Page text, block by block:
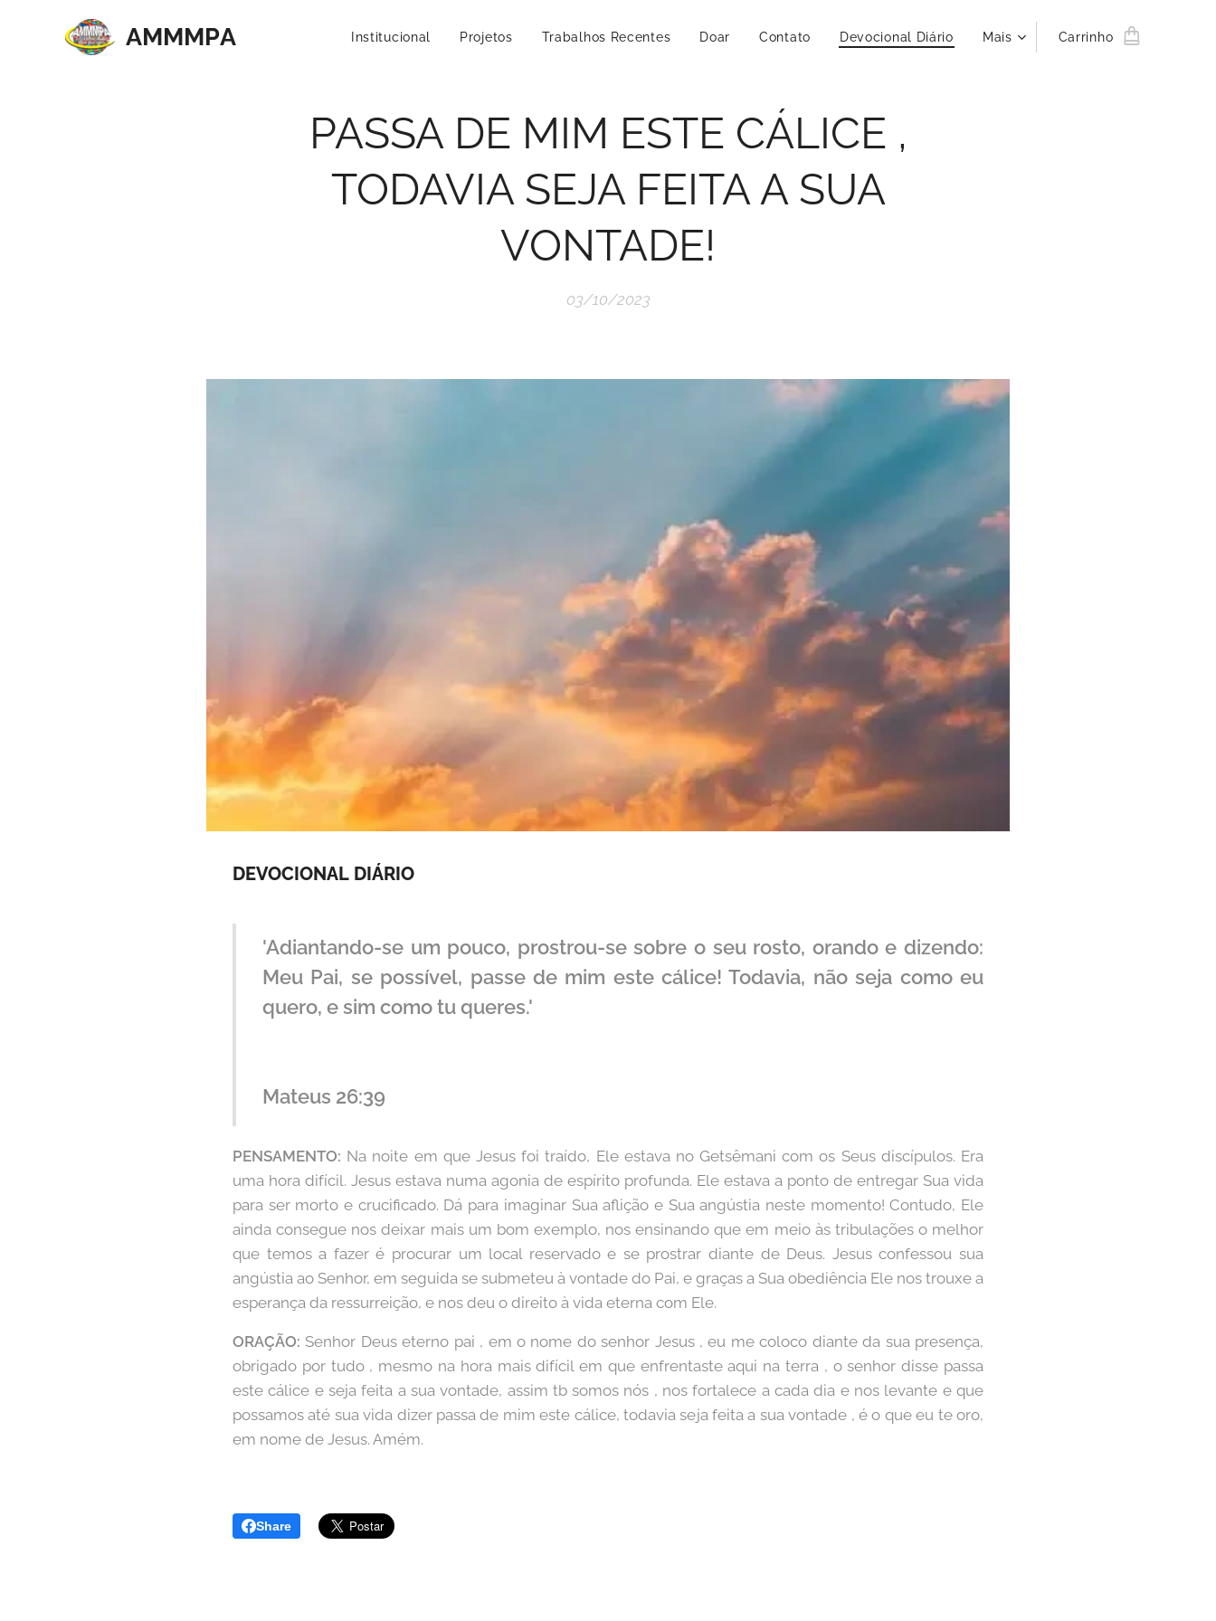
AMMMPA Institucional Projetos Trabalhos Recentes Doar Contato Devocional Diário Mais Carrinho
PASSA DE MIM ESTE CÁLICE ,
TODAVIA SEJA FEITA A SUA
VONTADE!
03/10/2023
DEVOCIONAL DIÁRIO
'Adiantando-se um pouco, prostrou-se sobre o seu rosto, orando e dizendo:
Meu Pai, se possível, passe de mim este cálice! Todavia, não seja como eu
quero, e sim como tu queres.'
Mateus 26:39
PENSAMENTO: Na noite em que Jesus foi traído, Ele estava no Getsêmani com os Seus discípulos. Era
uma hora difícil. Jesus estava numa agonia de espírito profunda. Ele estava a ponto de entregar Sua vida
para ser morto e crucificado. Dá para imaginar Sua aflição e Sua angústia neste momento! Contudo, Ele
ainda consegue nos deixar mais um bom exemplo, nos ensinando que em meio às tribulações o melhor
que temos a fazer é procurar um local reservado e se prostrar diante de Deus. Jesus confessou sua
angústia ao Senhor, em seguida se submeteu à vontade do Pai, e graças a Sua obediência Ele nos trouxe a
esperança da ressurreição, e nos deu o direito à vida eterna com Ele.
ORAÇÃO: Senhor Deus eterno pai , em o nome do senhor Jesus , eu me coloco diante da sua presença,
obrigado por tudo , mesmo na hora mais difícil em que enfrentaste aqui na terra , o senhor disse passa
este cálice e seja feita a sua vontade, assim tb somos nós , nos fortalece a cada dia e nos levante e que
possamos até sua vida dizer passa de mim este cálice, todavia seja feita a sua vontade , é o que eu te oro,
em nome de Jesus. Amém.
Share